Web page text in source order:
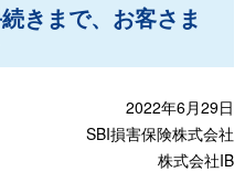
きまで、お客さま
2022年6月29日
SBI損害保険株式会社
株式会社IB